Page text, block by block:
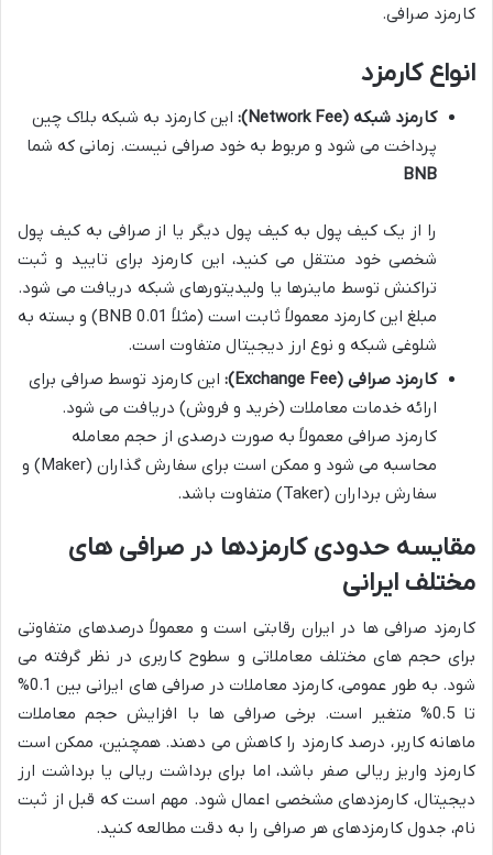
کارمزد صرافی.
انواع کارمزد
کارمزد شبکه (Network Fee):
این کارمزد به شبکه بلاک چین
پرداخت می شود و مربوط به خود صرافی نیست. زمانی که شما
BNB
را از یک کیف پول به کیف پول دیگر یا از صرافی به کیف پول
شخصی خود منتقل می کنید، این کارمزد برای تایید و ثبت
تراکنش توسط ماینرها یا ولیدیتورهای شبکه دریافت می شود.
مبلغ این کارمزد معمولاً ثابت است (مثلاً 0.01 BNB) و بسته به
شلوغی شبکه و نوع ارز دیجیتال متفاوت است.
کارمزد صرافی (Exchange Fee):
این کارمزد توسط صرافی برای
ارائه خدمات معاملات (خرید و فروش) دریافت می شود.
کارمزد صرافی معمولاً به صورت درصدی از حجم معامله
محاسبه می شود و ممکن است برای سفارش گذاران (Maker) و
سفارش برداران (Taker) متفاوت باشد.
مقایسه حدودی کارمزدها در صرافی های
مختلف ایرانی
کارمزد صرافی ها در ایران رقابتی است و معمولاً درصدهای متفاوتی
برای حجم های مختلف معاملاتی و سطوح کاربری در نظر گرفته می
شود. به طور عمومی، کارمزد معاملات در صرافی های ایرانی بین 0.1%
تا 0.5% متغیر است. برخی صرافی ها با افزایش حجم معاملات
ماهانه کاربر، درصد کارمزد را کاهش می دهند. همچنین، ممکن است
کارمزد واریز ریالی صفر باشد، اما برای برداشت ریالی یا برداشت ارز
دیجیتال، کارمزدهای مشخصی اعمال شود. مهم است که قبل از ثبت
نام، جدول کارمزدهای هر صرافی را به دقت مطالعه کنید.